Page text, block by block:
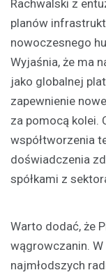
Rachwalski z
planów
nowoczesnego
Wyjaśnia, że ma
jako globalnej
zapewnienie
za pomocą kolei.
współtworzenia
doświadczenia
spółkami z
Warto dodać, że
wągrowczanin. W
najmłodszych